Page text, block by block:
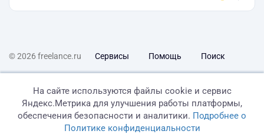
© 2026 freelance.ru Сервисы Помощь Поиск
Дисклеймер о ЗоЗПП Отказ от ответственности
На сайте используются файлы cookie и сервис
Яндекс.Метрика для улучшения работы платформы,
обеспечения безопасности и аналитики. Подробнее о
Политике конфиденциальности